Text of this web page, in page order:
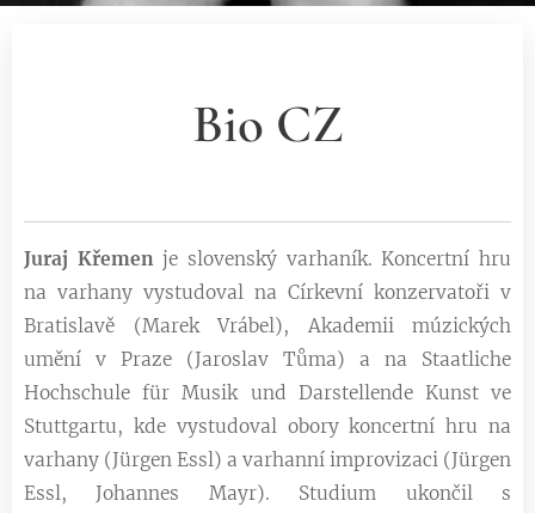
Bio CZ
Juraj Křemen je slovenský varhaník. Koncertní hru
na varhany vystudoval na Církevní konzervatoři v
Bratislavě (Marek Vrábel), Akademii múzických
umění v Praze (Jaroslav Tůma) a na Staatliche
Hochschule für Musik und Darstellende Kunst ve
Stuttgartu, kde vystudoval obory koncertní hru na
varhany (Jürgen Essl) a varhanní improvizaci (Jürgen
Essl, Johannes Mayr). Studium ukončil s